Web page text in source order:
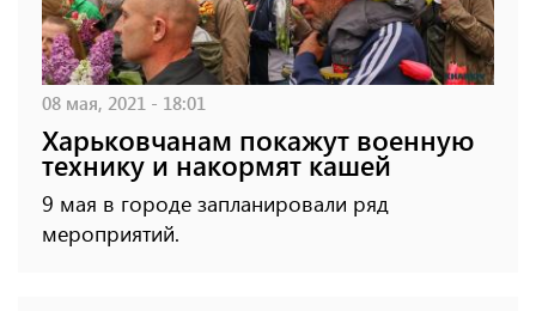
08 мая, 2021 - 18:01
Харьковчанам покажут военную
технику и накормят кашей
9 мая в городе запланировали ряд
мероприятий.